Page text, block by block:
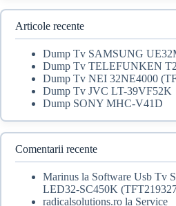
fost:
39,00 lei.
Articole recente
Dump Tv SAMSUNG
Dump Tv TELEFUNKEN
Dump Tv NEI 32NE4000
Dump Tv JVC LT-39VF52K
Dump SONY MHC-V41D
Comentarii recente
Marinusla Software Usb Tv
LED32-SC450K
radicalsolutions.rola Service